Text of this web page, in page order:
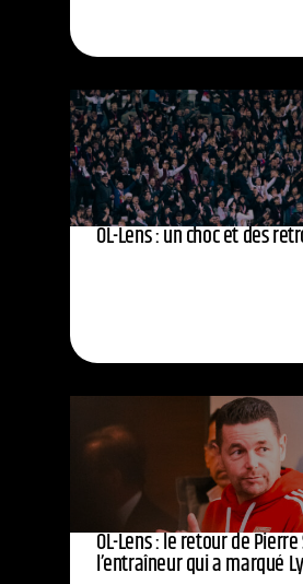
OL-Lens : un choc et des
OL-Lens : le retour de Pierre
l’entraîneur qui a marqué